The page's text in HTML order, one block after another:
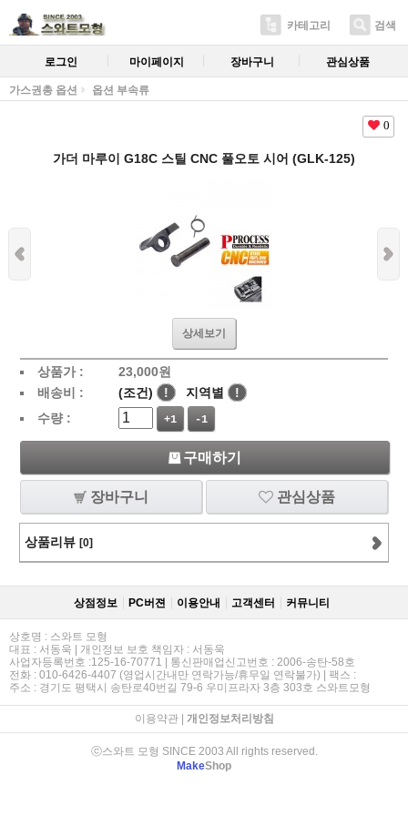
카테고리 검색
로그인 마이페이지 장바구니 관심상품
가스권총 옵션 옵션 부속류
0
가더 마루이 G18C 스틸 CNC 풀오토 시어 (GLK-125)
상세보기
상품가 : 23,000원
배송비 :
(조건) ! 지역별
!
수량 :
+1 -1
구매하기
장바구니 관심상품
상품리뷰 [0]
상점정보 PC버젼 이용안내 고객센터 커뮤니티
상호명 : 스와트 모형
대표 : 서동욱 | 개인정보 보호 책임자 : 서동욱
사업자등록번호 :125-16-70771 | 통신판매업신고번호 : 2006-송탄-58호
전화 : 010-6426-4407 (영업시간내만 연락가능/휴무일 연락불가) | 팩스 :
주소 : 경기도 평택시 송탄로40번길 79-6 우미프라자 3층 303호 스와트모형
이용약관| 개인정보처리방침
ⓒ스와트 모형 SINCE 2003 All rights reserved.
MakeShop